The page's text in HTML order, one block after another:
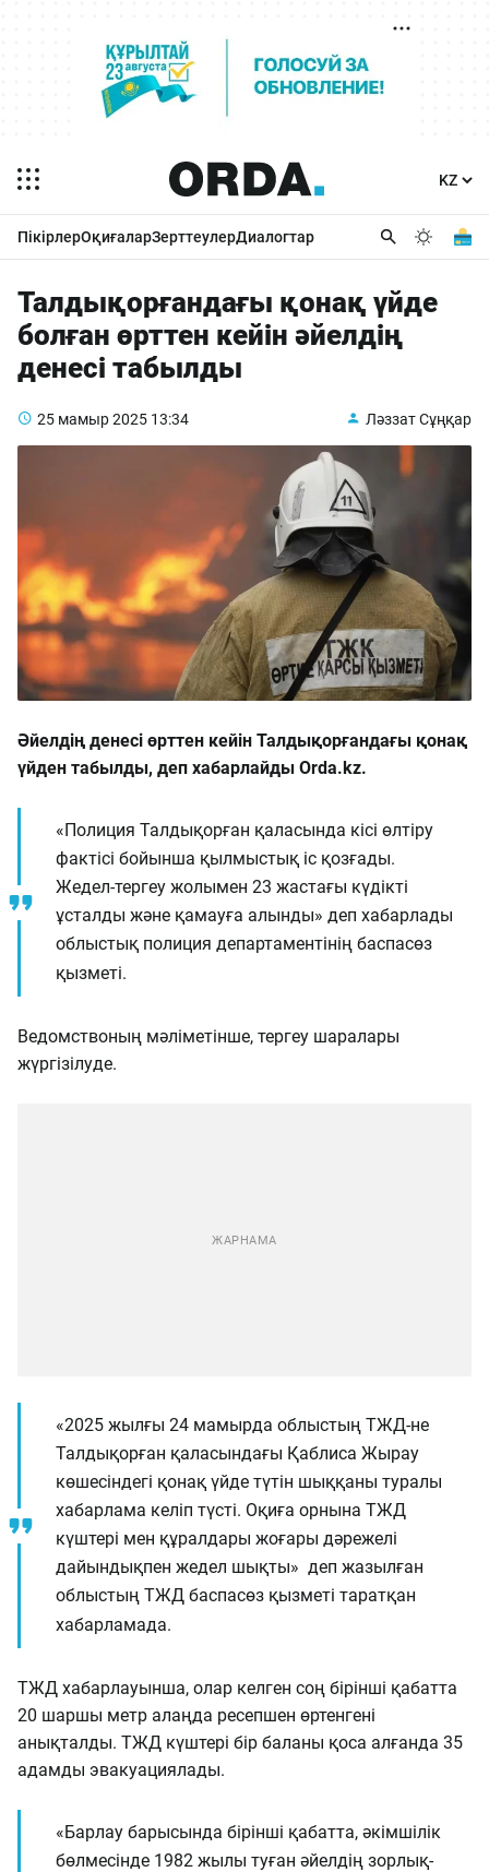
ПікірлерОқиғаларЗерттеулерДиалогтар
Талдықорғандағы қонақ үйде
болған өрттен кейін әйелдің
денесі табылды
25 мамыр 2025 13:34 Ләззат Сұңқар
Әйелдің денесі өрттен кейін Талдықорғандағы қонақ
үйден табылды, деп хабарлайды Orda.kz.
«Полиция Талдықорған қаласында кісі өлтіру
фактісі бойынша қылмыстық іс қозғады.
Жедел-тергеу жолымен 23 жастағы күдікті
ұсталды және қамауға алынды» деп хабарлады
облыстық полиция департаментінің баспасөз
қызметі.
Ведомствоның мәліметінше, тергеу шаралары
жүргізілуде.
«2025 жылғы 24 мамырда облыстың ТЖД-не
Талдықорған қаласындағы Қаблиса Жырау
көшесіндегі қонақ үйде түтін шыққаны туралы
хабарлама келіп түсті. Оқиға орнына ТЖД
күштері мен құралдары жоғары дәрежелі
дайындықпен жедел шықты» деп жазылған
облыстың ТЖД баспасөз қызметі таратқан
хабарламада.
ТЖД хабарлауынша, олар келген соң бірінші қабатта
20 шаршы метр алаңда ресепшен өртенгені
анықталды. ТЖД күштері бір баланы қоса алғанда 35
адамды эвакуациялады.
«Барлау барысында бірінші қабатта, әкімшілік
бөлмесінде 1982 жылы туған әйелдің зорлық-